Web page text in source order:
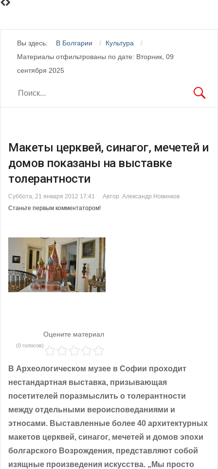
Вы здесь: В Болгарии
Культура
Материалы отфильтрованы по дате: Вторник, 09
сентября 2025
Макеты церквей, синагог, мечетей и
домов показаны на выставке
толерантности
Суббота, 21 января 2012 17:41
Автор Александр Новинков
Станьте первым комментатором!
Оцените материал
(0 голосов)
В Археологическом музее в Софии проходит
нестандартная выставка, призывающая
посетителей поразмыслить о толерантности
между отдельными вероисповеданиями и
этносами. Выставленные более 40 архитектурных
макетов церквей, синагог, мечетей и домов эпохи
болгарского Возрождения, представляют собой
изящные произведения искусства. „Мы просто